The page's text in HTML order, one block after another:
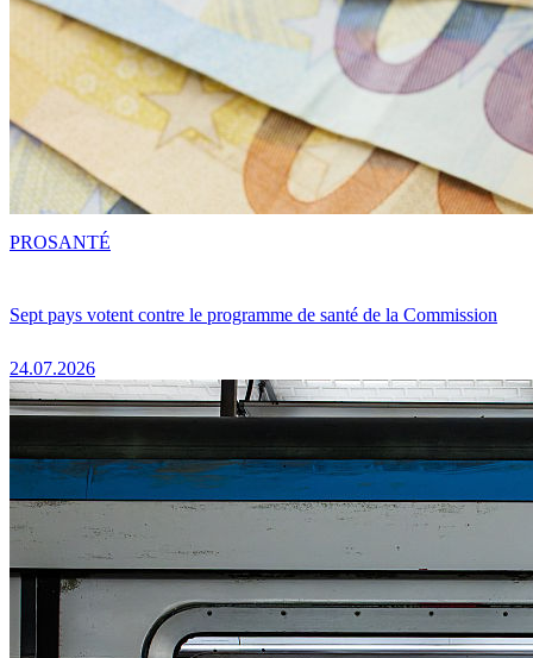
Sept pays votent contre le programme de santé de la Commission
24.07.2026
PROSANTÉ